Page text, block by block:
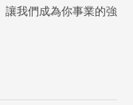
讓我們成為你事業的強